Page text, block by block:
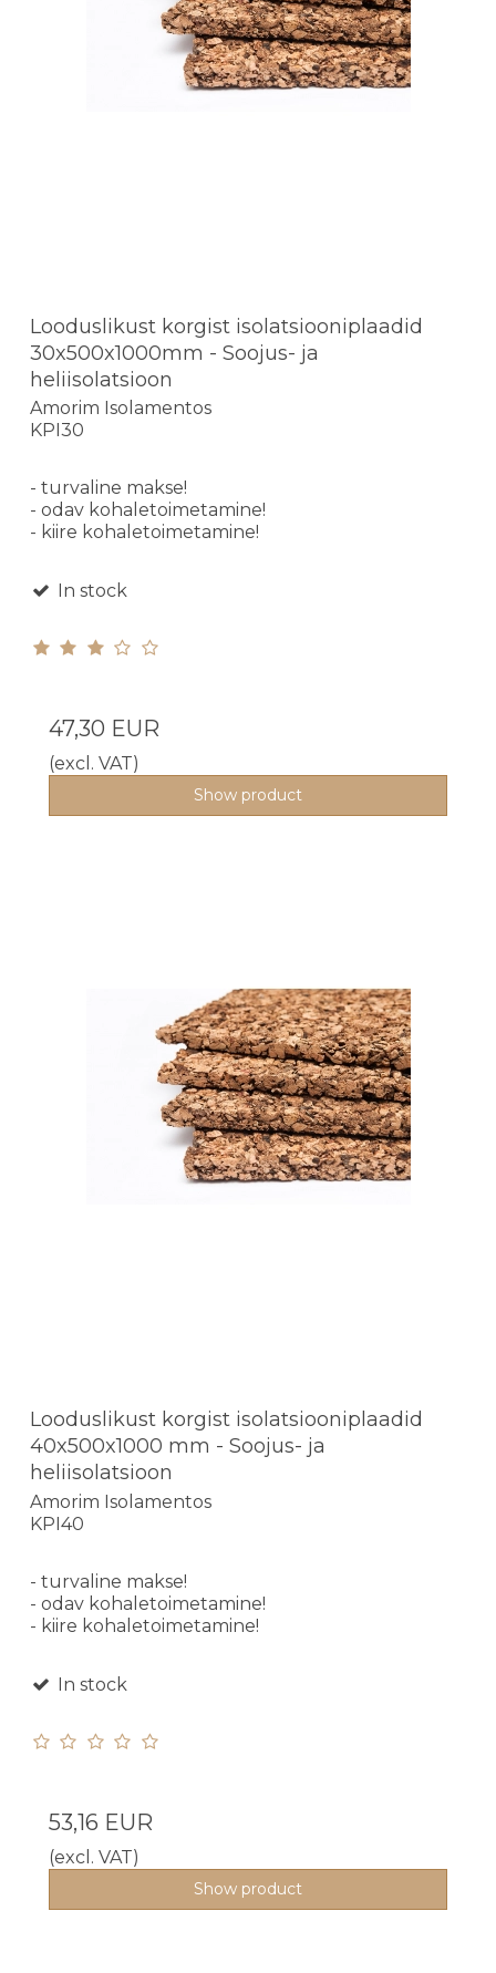
Looduslikust korgist isolatsiooniplaadid
30x500x1000mm - Soojus- ja
heliisolatsioon
Amorim Isolamentos
KPI30
- turvaline makse!
- odav kohaletoimetamine!
- kiire kohaletoimetamine!
In stock
47,30 EUR
(excl. VAT)
Show product
Looduslikust korgist isolatsiooniplaadid
40x500x1000 mm - Soojus- ja
heliisolatsioon
Amorim Isolamentos
KPI40
- turvaline makse!
- odav kohaletoimetamine!
- kiire kohaletoimetamine!
In stock
53,16 EUR
(excl. VAT)
Show product